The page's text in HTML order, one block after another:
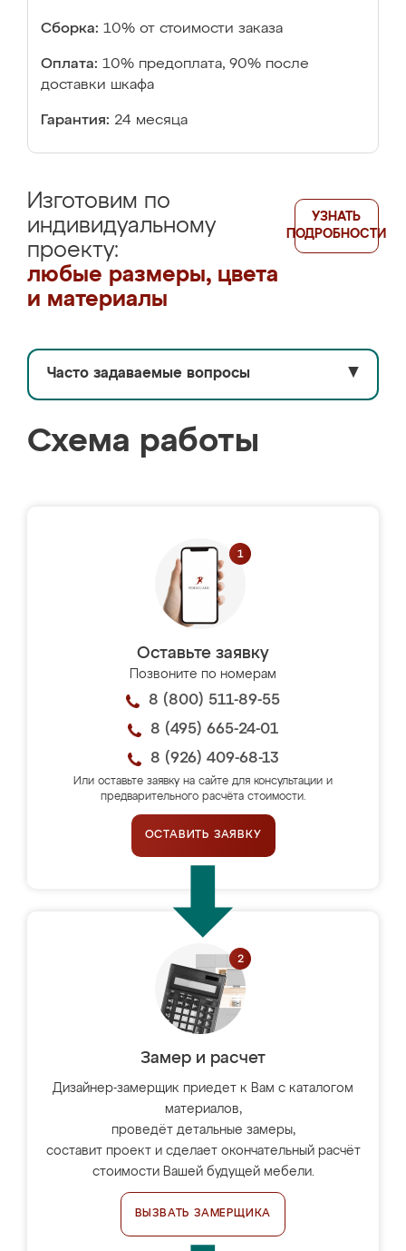
Сборка: 10% от стоимости заказа
Оплата: 10% предоплата, 90% после
доставки шкафа
Гарантия: 24 месяца
Изготовим по
индивидуальному
проекту:
любые размеры, цвета
и материалы
УЗНАТЬ
ПОДРОБНОСТИ
Часто задаваемые вопросы ▼
Схема работы
Оставьте заявку
Позвоните по номерам
8 (800) 511-89-55
8 (495) 665-24-01
8 (926) 409-68-13
Или оставьте заявку на сайте для консультации и
предварительного расчёта стоимости.
ОСТАВИТЬ ЗАЯВКУ
Замер и расчет
Дизайнер-замерщик приедет к Вам с каталогом
материалов,
проведёт детальные замеры,
составит проект и сделает окончательный расчёт
стоимости Вашей будущей мебели.
ВЫЗВАТЬ ЗАМЕРЩИКА